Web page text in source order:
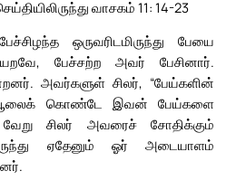
வாசகம் 11: 14-23
ஒருவரிடமிருந்து பேயை
பேச்சற்ற அவர் பேசினார்.
அவர்களுள் சிலர், “பேய்களின்
கொண்டே இவன் பேய்களை
சிலர் அவரைச் சோதிக்கும்
ஏதேனும் ஓர் அடையாளம்